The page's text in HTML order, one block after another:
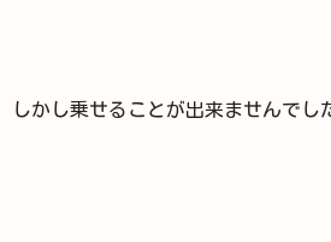
しかし乗せることが出来ませんで